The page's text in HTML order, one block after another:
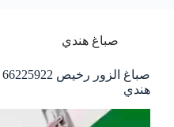
صباغ هندي
هندي